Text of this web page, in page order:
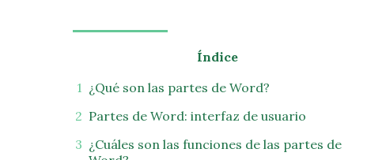
Índice
¿Qué son las partes de Word?
Partes de Word: interfaz de usuario
¿Cuáles son las funciones de las partes de